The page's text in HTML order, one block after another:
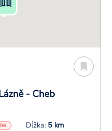
- Cheb
Dĺžka: 5 km